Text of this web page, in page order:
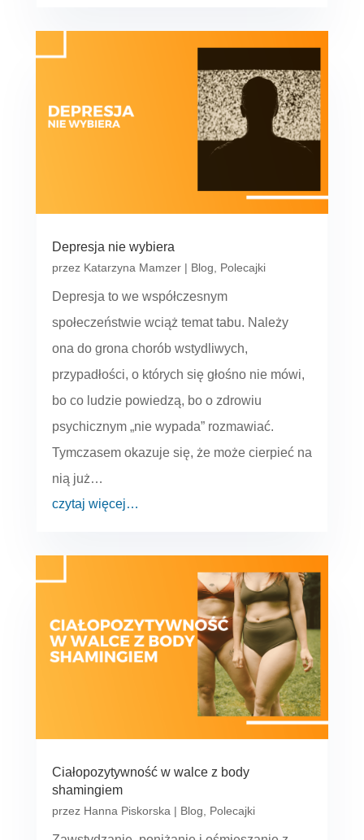
Depresja nie wybiera
przez Katarzyna Mamzer| Blog, Polecajki
Depresja to we współczesnym
społeczeństwie wciąż temat tabu. Należy
ona do grona chorób wstydliwych,
przypadłości, o których się głośno nie mówi,
bo co ludzie powiedzą, bo o zdrowiu
psychicznym „nie wypada” rozmawiać.
Tymczasem okazuje się, że może cierpieć na
nią już…
czytaj więcej…
Ciałopozytywność w walce z body
shamingiem
przez Hanna Piskorska | Blog Polecajki